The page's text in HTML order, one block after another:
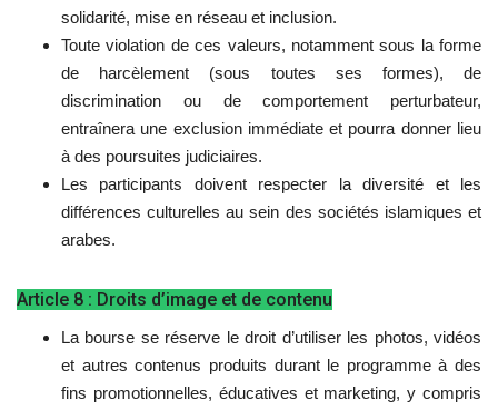
solidarité, mise en réseau et inclusion.
Toute violation de ces valeurs, notamment sous la forme
de harcèlement (sous toutes ses formes), de
discrimination ou de comportement perturbateur,
entraînera une exclusion immédiate et pourra donner lieu
à des poursuites judiciaires.
Les participants doivent respecter la diversité et les
différences culturelles au sein des sociétés islamiques et
arabes.
Article 8 : Droits d’image et de contenu
La bourse se réserve le droit d’utiliser les photos, vidéos
et autres contenus produits durant le programme à des
fins promotionnelles, éducatives et marketing, y compris